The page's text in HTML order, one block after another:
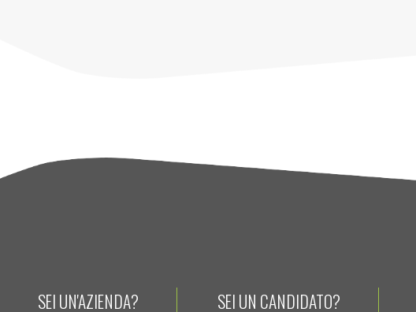
SEI UN'AZIENDA? SEI UN CANDIDATO?